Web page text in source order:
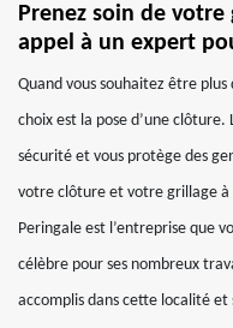
Prenez soin de
appel à un expert
Quand vous souhaitez être
choix est la pose d’une
sécurité et vous protège des
votre clôture et votre grillage à
Peringale est l’entreprise que
célèbre pour ses nombreux
accomplis dans cette localité et